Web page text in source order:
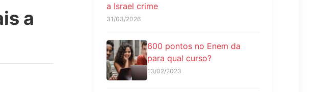
a
a Israel crime
31/03/2026
600 pontos no Enem da
para qual curso?
13/02/2023